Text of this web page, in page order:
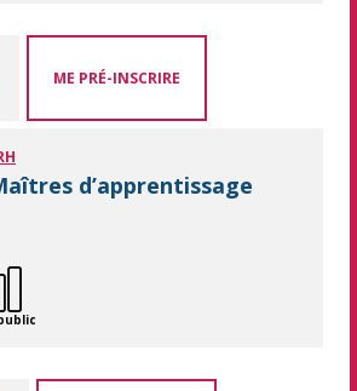
ME PRÉ-INSCRIRE
d’apprentissage